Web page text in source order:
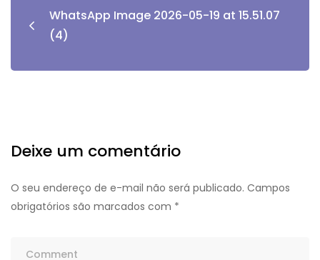
WhatsApp Image 2026-05-19 at 15.51.07
(4)
Deixe um comentário
O seu endereço de e-mail não será publicado. Campos
obrigatórios são marcados com *